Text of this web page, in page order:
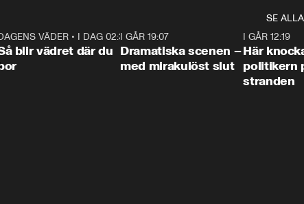
SE ALLA
1:06
VÄDER• I DAG 02:30
blir vädret där du
I GÅR 19:07
Dramatiska scenen –
med mirakulöst slut
I GÅR 12:19
Här
politikern
stranden